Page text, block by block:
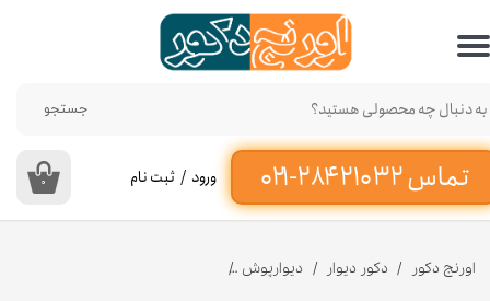
تماس ۳۲ ۲۱۰ ۲۸۴-۰۲۱‌
جستجو
۰ ورود / ثبت نام
حساب کاربری من
تغییر گذر واژه
سفارشات
خروج از حساب کاربری
اورنج دکور دکور دیوار دیوارپوش